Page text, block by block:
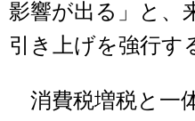
影響が出る」と、
引き上げを強行す
消費税増税と一